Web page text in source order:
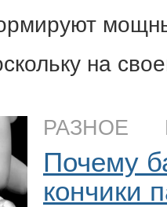
на
РАЗНОЕ
Почему
кончики